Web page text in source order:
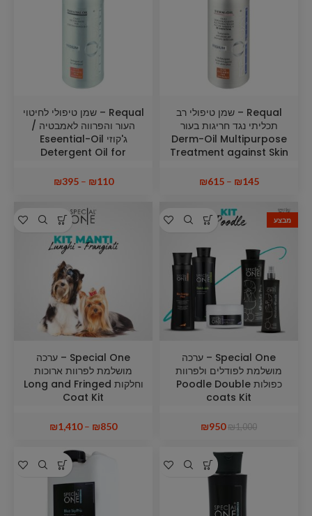
Requal – שמן טיפולי רב
תכליתי נגד חריגות בעור
Derm-Oil Multipurpose
Treatment against Skin
₪145
–
₪615
Requal – שמן טיפולי לחיטוי
העור והפרווה לאמבטיה /
ג'קוזי Eseential-Oil
Detergent Oil for
₪110
–
₪395
מבצע
Special One – ערכה
מושלמת לפודלים ולפרוות
כפולות Poodle Double
coats Kit
₪1,000
₪950
Special One – ערכה
מושלמת לפרוות ארוכות
וחלקות Long and Fringed
Coat Kit
₪850
–
₪1,410